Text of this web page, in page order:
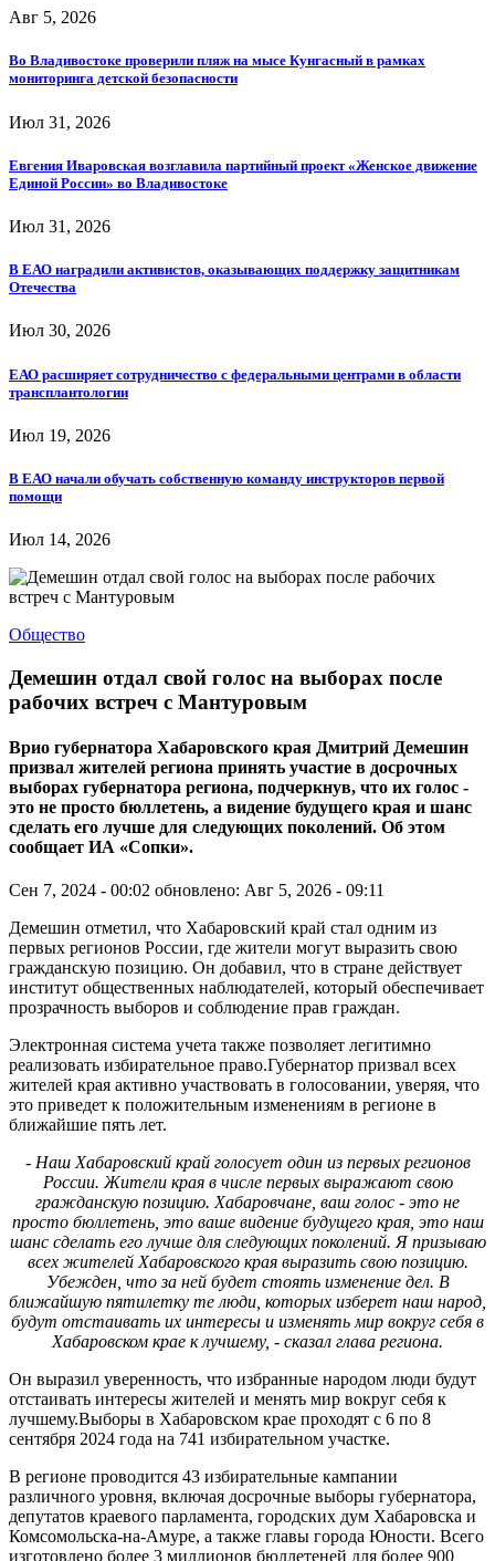
Авг 5, 2026
Во Владивостоке проверили пляж на мысе Кунгасный в рамках
мониторинга детской безопасности
Июл 31, 2026
Евгения Иваровская возглавила партийный проект «Женское движение
Единой России» во Владивостоке
Июл 31, 2026
В ЕАО наградили активистов, оказывающих поддержку защитникам
Отечества
Июл 30, 2026
ЕАО расширяет сотрудничество с федеральными центрами в области
трансплантологии
Июл 19, 2026
В ЕАО начали обучать собственную команду инструкторов первой
помощи
Июл 14, 2026
Общество
Демешин отдал свой голос на выборах после
рабочих встреч с Мантуровым
Врио губернатора Хабаровского края Дмитрий Демешин
призвал жителей региона принять участие в досрочных
выборах губернатора региона, подчеркнув, что их голос -
это не просто бюллетень, а видение будущего края и шанс
сделать его лучше для следующих поколений. Об этом
сообщает ИА «Сопки».
Сен 7, 2024 - 00:02 обновлено: Авг 5, 2026 - 09:11
Демешин отметил, что Хабаровский край стал одним из
первых регионов России, где жители могут выразить свою
гражданскую позицию. Он добавил, что в стране действует
институт общественных наблюдателей, который обеспечивает
прозрачность выборов и соблюдение прав граждан.
Электронная система учета также позволяет легитимно
реализовать избирательное право.Губернатор призвал всех
жителей края активно участвовать в голосовании, уверяя, что
это приведет к положительным изменениям в регионе в
ближайшие пять лет.
- Наш Хабаровский край голосует один из первых регионов
России. Жители края в числе первых выражают свою
гражданскую позицию. Хабаровчане, ваш голос - это не
просто бюллетень, это ваше видение будущего края, это наш
шанс сделать его лучше для следующих поколений. Я призываю
всех жителей Хабаровского края выразить свою позицию.
Убежден, что за ней будет стоять изменение дел. В
ближайшую пятилетку те люди, которых изберет наш народ,
будут отстаивать их интересы и изменять мир вокруг себя в
Хабаровском крае к лучшему, - сказал глава региона.
Он выразил уверенность, что избранные народом люди будут
отстаивать интересы жителей и менять мир вокруг себя к
лучшему.Выборы в Хабаровском крае проходят с 6 по 8
сентября 2024 года на 741 избирательном участке.
В регионе проводится 43 избирательные кампании
различного уровня, включая досрочные выборы губернатора,
депутатов краевого парламента, городских дум Хабаровска и
Комсомольска-на-Амуре, а также главы города Юности. Всего
изготовлено более 3 миллионов бюллетеней для более 900